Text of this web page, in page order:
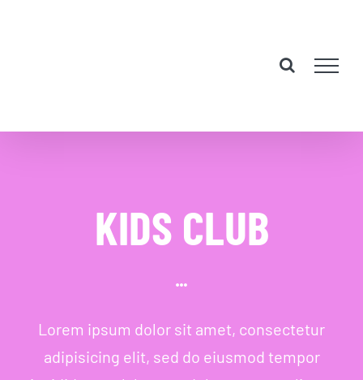
KIDS CLUB
Lorem ipsum dolor sit amet, consectetur
adipisicing elit, sed do eiusmod tempor